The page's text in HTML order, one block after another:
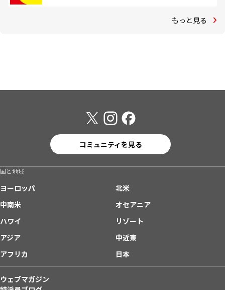
もっと見る
コミュニティを見る
国と地域
ヨーロッパ
北米
中南米
オセアニア
ハワイ
リゾート
アジア
中近東
アフリカ
日本
ウェブマガジン